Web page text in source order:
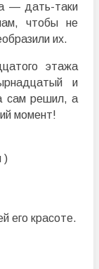
— дать-таки
чтобы не
их.
этажа
и
сам решил, а
момент!
)
его красоте.